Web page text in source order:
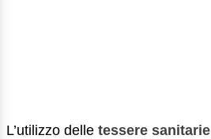
L’utilizzo delle tessere sanitarie